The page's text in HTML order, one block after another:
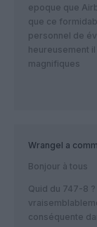
epoque que
que ce
personnel de
heureusement
magnifiques
Wrangel a
Bonjour à tous
Quid du 747-8
conséquente